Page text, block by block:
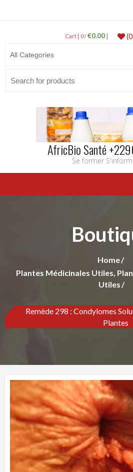
Cart [ 0 /€0.00]
AfricBio Santé
Se former
Home
Plantes Médicinales Utiles,
Utiles
Remède 298 : Condylomes
Plantes